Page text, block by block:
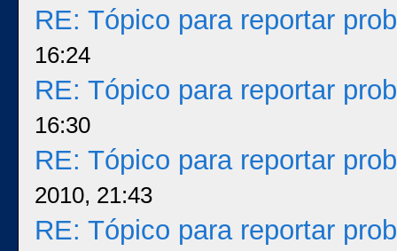
RE: Tópico para reportar
16:24
RE: Tópico para reportar
16:30
RE: Tópico para reportar
2010, 21:43
RE: Tópico para reportar